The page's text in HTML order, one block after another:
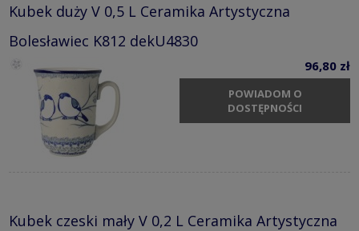
Kubek duży V 0,5 L Ceramika Artystyczna
Bolesławiec K812 dekU4830
96,80 zł
POWIADOM O
DOSTĘPNOŚCI
Kubek czeski mały V 0,2 L Ceramika Artystyczna